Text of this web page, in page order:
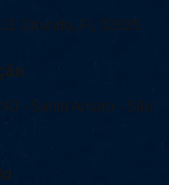
Orlando, Fl, 32835
- Santo Amaro - São